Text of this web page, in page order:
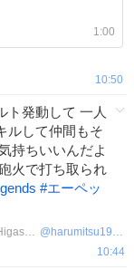
1:00
10:50
ト発動して 一人
ルして仲間もそ
持ちいいんだよ
火で打ち取られ
#エーペッ
東 陽光 (ひがし はるみつ) -Harumitsu Higashi- @ harumitsu1989
10:44